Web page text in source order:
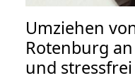
Umziehen
Rotenburg
und stressfrei